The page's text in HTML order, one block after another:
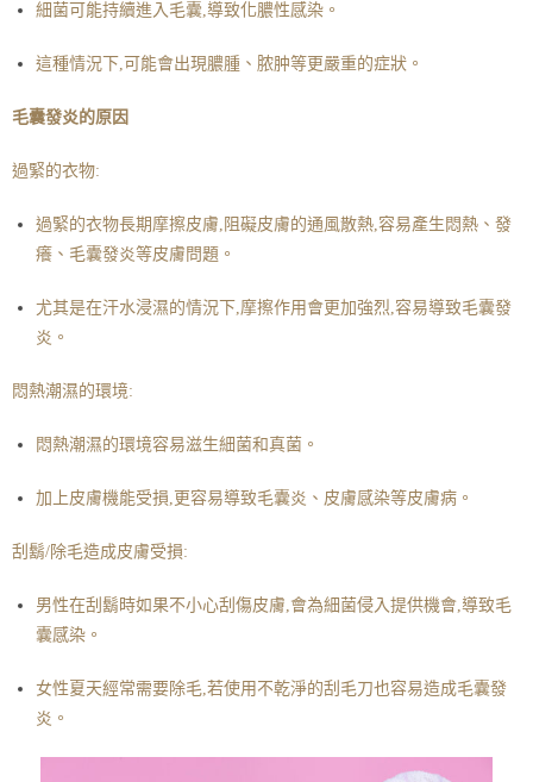
細菌可能持續進入毛囊,導致化膿性感染。
這種情況下,可能會出現膿腫、脓肿等更嚴重的症狀。
毛囊發炎的原因
過緊的衣物:
過緊的衣物長期摩擦皮膚,阻礙皮膚的通風散熱,容易產生悶熱、發
癢、毛囊發炎等皮膚問題。
尤其是在汗水浸濕的情況下,摩擦作用會更加強烈,容易導致毛囊發
炎。
悶熱潮濕的環境:
悶熱潮濕的環境容易滋生細菌和真菌。
加上皮膚機能受損,更容易導致毛囊炎、皮膚感染等皮膚病。
刮鬍/除毛造成皮膚受損:
男性在刮鬍時如果不小心刮傷皮膚,會為細菌侵入提供機會,導致毛
囊感染。
女性夏天經常需要除毛,若使用不乾淨的刮毛刀也容易造成毛囊發
炎。